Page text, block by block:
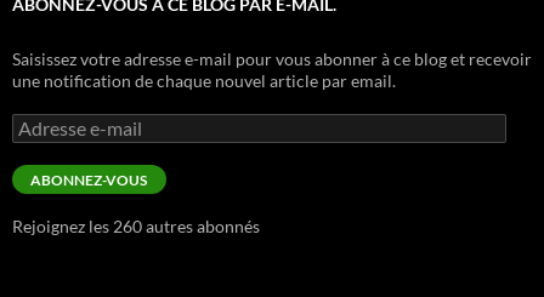
Saisissez votre adresse e-mail pour vous abonner à ce blog et recevoir
une notification de chaque nouvel article par email.
Adresse
e-
mail
ABONNEZ-VOUS
Rejoignez les 260 autres abonnés